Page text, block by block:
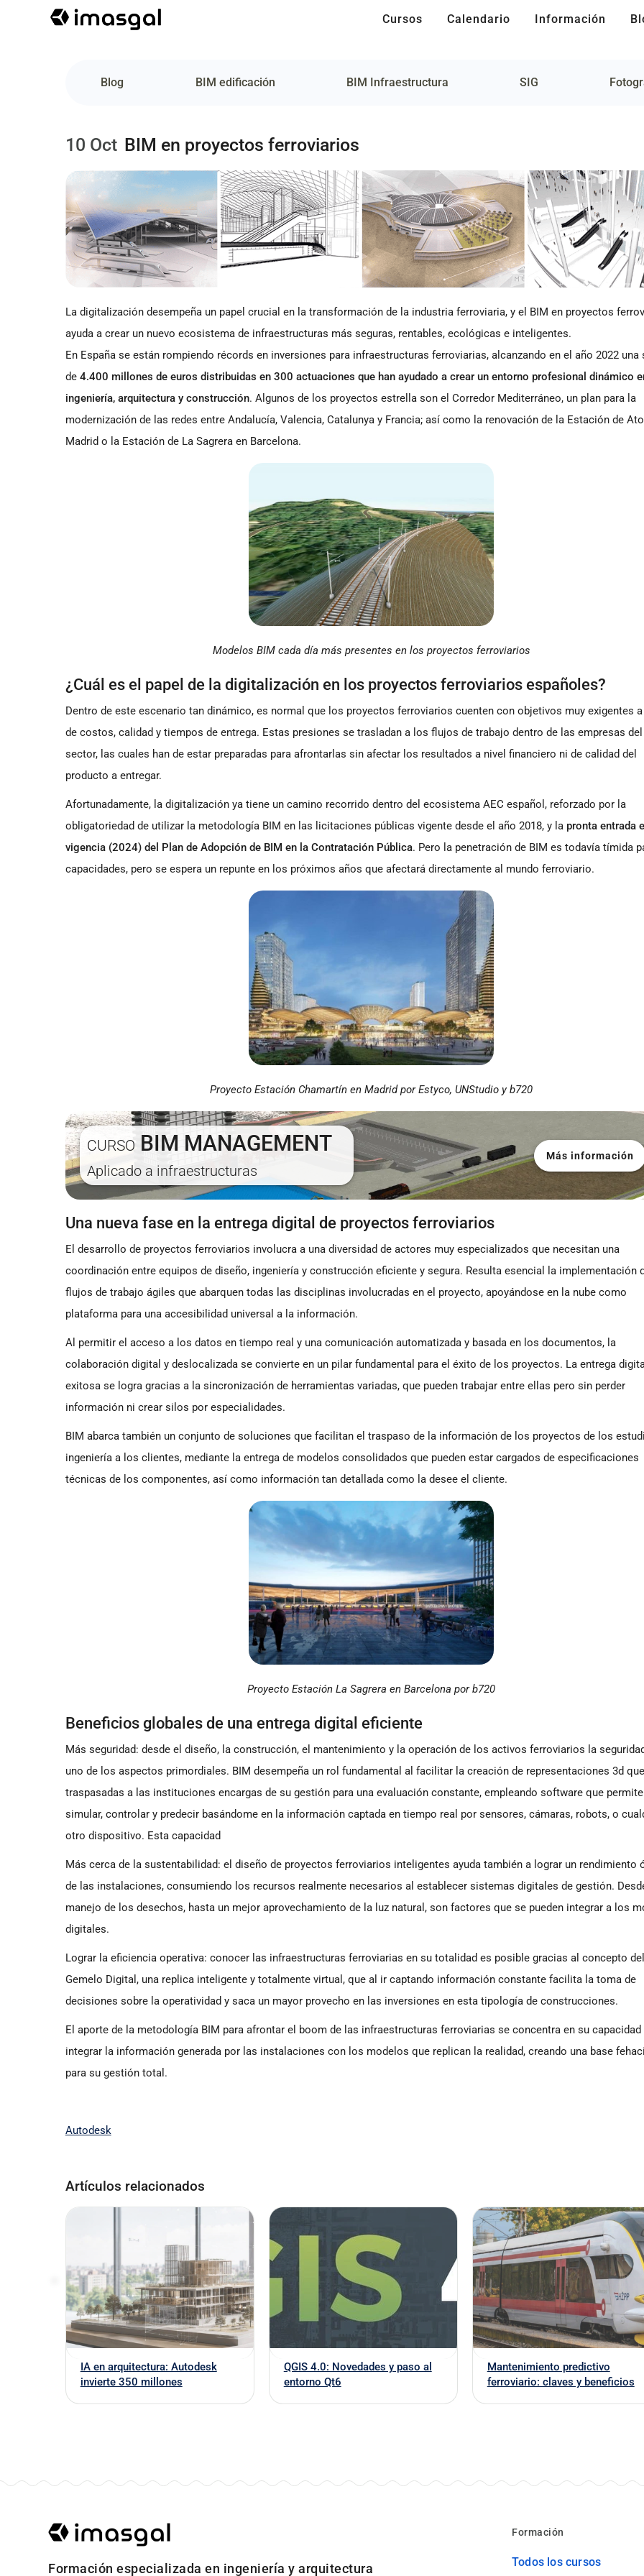
Cursos Calendario Información
Blog BIM edificación BIM Infraestructura SIG
10 Oct BIM en proyectos ferroviarios
La digitalización desempeña un papel crucial en la transformación de la industria ferroviaria, y el BIM en proyectos
ayuda a crear un nuevo ecosistema de infraestructuras más seguras, rentables, ecológicas e inteligentes.
En España se están rompiendo récords en inversiones para infraestructuras ferroviarias, alcanzando en el año 2022 una
de 4.400 millones de euros distribuidas en 300 actuaciones que han ayudado a crear un entorno profesional dinámico
ingeniería, arquitectura y construcción. Algunos de los proyectos estrella son el Corredor Mediterráneo, un plan para la
modernización de las redes entre Andalucía, Valencia, Catalunya y Francia; así como la renovación de la Estación de
Madrid o la Estación de La Sagrera en Barcelona.
Modelos BIM cada día más presentes en los proyectos ferroviarios
¿Cuál es el papel de la digitalización en los proyectos ferroviarios españoles?
Dentro de este escenario tan dinámico, es normal que los proyectos ferroviarios cuenten con objetivos muy exigentes
de costos, calidad y tiempos de entrega. Estas presiones se trasladan a los flujos de trabajo dentro de las empresas del
sector, las cuales han de estar preparadas para afrontarlas sin afectar los resultados a nivel financiero ni de calidad del
producto a entregar.
Afortunadamente, la digitalización ya tiene un camino recorrido dentro del ecosistema AEC español, reforzado por la
obligatoriedad de utilizar la metodología BIM en las licitaciones públicas vigente desde el año 2018, y la pronta entrada
vigencia (2024) del Plan de Adopción de BIM en la Contratación Pública. Pero la penetración de BIM es todavía tímida
capacidades, pero se espera un repunte en los próximos años que afectará directamente al mundo ferroviario.
Proyecto Estación Chamartín en Madrid por Estyco, UNStudio y b720
CURSO BIM MANAGEMENT
Aplicado a infraestructuras
Más información
Una nueva fase en la entrega digital de proyectos ferroviarios
El desarrollo de proyectos ferroviarios involucra a una diversidad de actores muy especializados que necesitan una
coordinación entre equipos de diseño, ingeniería y construcción eficiente y segura. Resulta esencial la implementación
flujos de trabajo ágiles que abarquen todas las disciplinas involucradas en el proyecto, apoyándose en la nube como
plataforma para una accesibilidad universal a la información.
Al permitir el acceso a los datos en tiempo real y una comunicación automatizada y basada en los documentos, la
colaboración digital y deslocalizada se convierte en un pilar fundamental para el éxito de los proyectos. La entrega
exitosa se logra gracias a la sincronización de herramientas variadas, que pueden trabajar entre ellas pero sin perder
información ni crear silos por especialidades.
BIM abarca también un conjunto de soluciones que facilitan el traspaso de la información de los proyectos de los
ingeniería a los clientes, mediante la entrega de modelos consolidados que pueden estar cargados de especificaciones
técnicas de los componentes, así como información tan detallada como la desee el cliente.
Proyecto Estación La Sagrera en Barcelona por b720
Beneficios globales de una entrega digital eficiente
Más seguridad: desde el diseño, la construcción, el mantenimiento y la operación de los activos ferroviarios la
uno de los aspectos primordiales. BIM desempeña un rol fundamental al facilitar la creación de representaciones 3d
traspasadas a las instituciones encargas de su gestión para una evaluación constante, empleando software que permite
simular, controlar y predecir basándome en la información captada en tiempo real por sensores, cámaras, robots, o
otro dispositivo. Esta capacidad
Más cerca de la sustentabilidad: el diseño de proyectos ferroviarios inteligentes ayuda también a lograr un rendimiento
de las instalaciones, consumiendo los recursos realmente necesarios al establecer sistemas digitales de gestión.
manejo de los desechos, hasta un mejor aprovechamiento de la luz natural, son factores que se pueden integrar a los
digitales.
Lograr la eficiencia operativa: conocer las infraestructuras ferroviarias en su totalidad es posible gracias al concepto del
Gemelo Digital, una replica inteligente y totalmente virtual, que al ir captando información constante facilita la toma de
decisiones sobre la operatividad y saca un mayor provecho en las inversiones en esta tipología de construcciones.
El aporte de la metodología BIM para afrontar el boom de las infraestructuras ferroviarias se concentra en su capacidad
integrar la información generada por las instalaciones con los modelos que replican la realidad, creando una base
para su gestión total.
Autodesk
Artículos relacionados
IA en arquitectura: Autodesk
invierte 350 millones
QGIS 4.0: Novedades y paso al
entorno Qt6
Mantenimiento predictivo
ferroviario: claves y beneficios
Formación especializada en ingeniería y arquitectura
Formación
Todos los cursos